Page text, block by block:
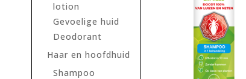
lotion
Gevoelige huid
Deodorant
Haar en hoofdhuid
Shampoo